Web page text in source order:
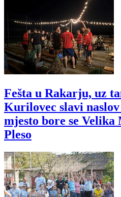
Fešta u Rakarju, uz
Kurilovec slavi
mjesto bore se
Pleso